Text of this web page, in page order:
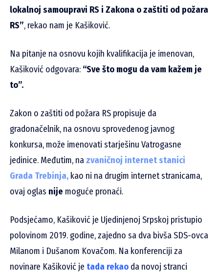
lokalnoj samoupravi RS i Zakona o zaštiti od požara
RS”, rekao nam je Kašiković.
Na pitanje na osnovu kojih kvalifikacija je imenovan,
Kašiković odgovara: “Sve što mogu da vam kažem je
to”.
Zakon o zaštiti od požara RS propisuje da
gradonačelnik, na osnovu sprovedenog javnog
konkursa, može imenovati starješinu Vatrogasne
jedinice. Međutim, nazvaničnoj internet stanici
Grada Trebinja, kao ni na drugim internet stranicama,
ovaj oglas nije moguće pronaći.
Podsjećamo, Kašiković je Ujedinjenoj Srpskoj pristupio
polovinom 2019. godine, zajedno sa dva bivša SDS-ovca
Milanom i Dušanom Kovačom. Na konferenciji za
novinare Kašiković je tada rekao da novoj stranci